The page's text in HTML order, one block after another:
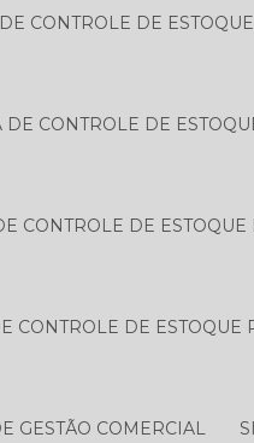
CONTROLE DE
DE CONTROLE DE
CONTROLE DE
CONTROLE DE ESTOQUE
GESTÃO COMERCIAL